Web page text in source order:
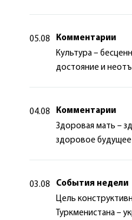
05.08
Комментарии
Культура –
достояние и
04.08
Комментарии
Здоровая мать –
здоровое будущее
03.08
События недели
Цель
Туркменистана –